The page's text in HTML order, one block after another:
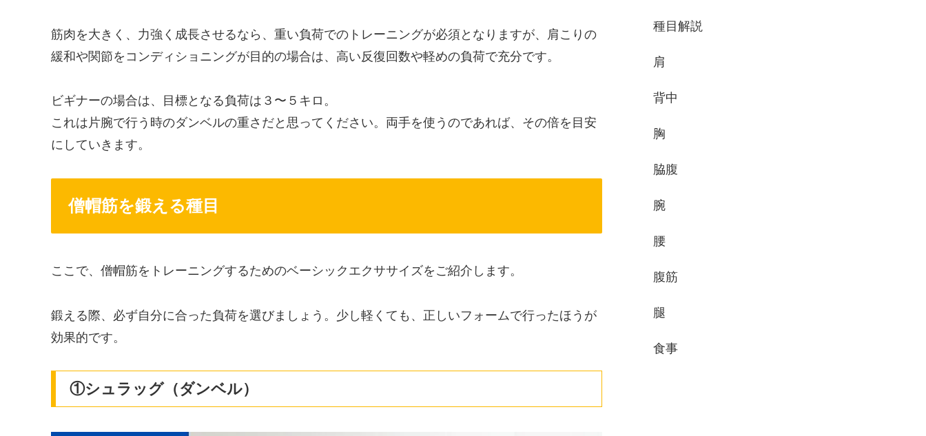
筋肉を大きく、力強く成長させるなら、重い負荷でのトレーニングが必須となりますが、肩こりの
緩和や関節をコンディショニングが目的の場合は、高い反復回数や軽めの負荷で充分です。
ビギナーの場合は、目標となる負荷は３〜５キロ。
これは片腕で行う時のダンベルの重さだと思ってください。両手を使うのであれば、その倍を目安
にしていきます。
僧帽筋を鍛える種目
ここで、僧帽筋をトレーニングするためのベーシックエクササイズをご紹介します。
鍛える際、必ず自分に合った負荷を選びましょう。少し軽くても、正しいフォームで行ったほうが
効果的です。
①シュラッグ（ダンベル）
種目解説
肩
背中
胸
脇腹
腕
腰
腹筋
腿
食事